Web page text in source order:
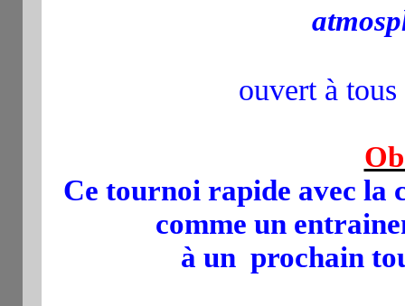
ouvert à
Ce tournoi rapide avec la
comme un
à un prochain